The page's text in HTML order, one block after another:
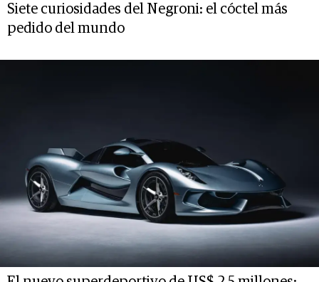
Siete curiosidades del Negroni: el cóctel más
pedido del mundo